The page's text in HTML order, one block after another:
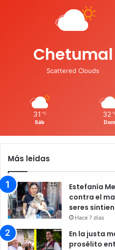
Chetumal
Scattered Clouds
31 ℃
Sáb
32
Dom
Más leidas
Estefanía
contra el
seres
Hace 7 días
En la justa
prosélito